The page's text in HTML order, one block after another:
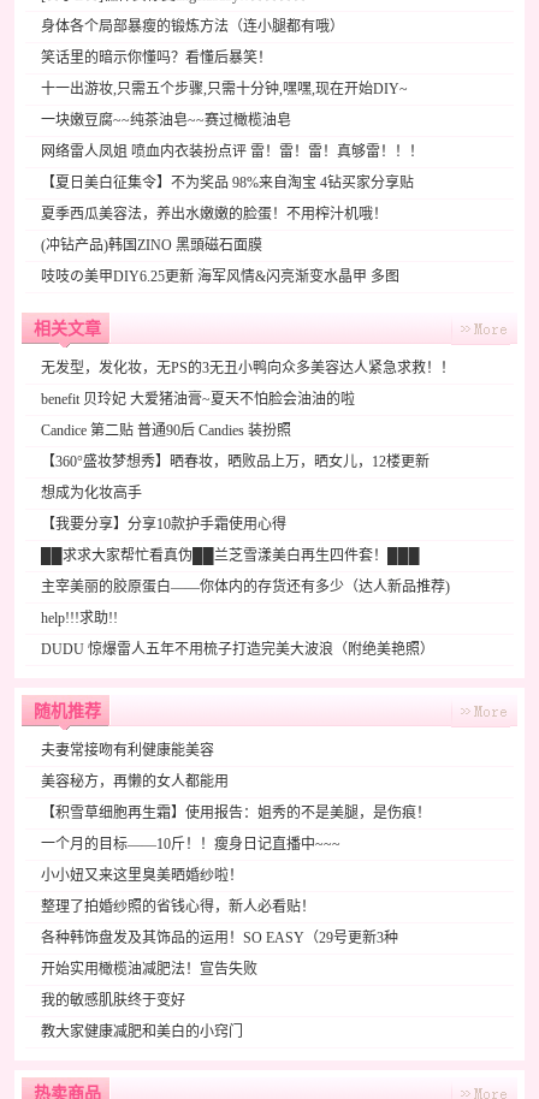
身体各个局部暴瘦的锻炼方法（连小腿都有哦）
笑话里的暗示你懂吗？看懂后暴笑！
十一出游妆,只需五个步骤,只需十分钟,嘿嘿,现在开始DIY~
一块嫩豆腐~~纯茶油皂~~赛过橄榄油皂
网络雷人凤姐 喷血内衣装扮点评 雷！雷！雷！真够雷！！！
【夏日美白征集令】不为奖品 98%来自淘宝 4钻买家分享贴
夏季西瓜美容法，养出水嫩嫩的脸蛋！不用榨汁机哦！
(冲钻产品)韩国ZINO 黑頭磁石面膜
吱吱の美甲DIY6.25更新 海军风情&闪亮渐变水晶甲 多图
相关文章
无发型，发化妆，无PS的3无丑小鸭向众多美容达人紧急求救！！
benefit 贝玲妃 大爱猪油膏~夏天不怕脸会油油的啦
Candice 第二贴 普通90后 Candies 装扮照
【360°盛妆梦想秀】晒春妆，晒败品上万，晒女儿，12楼更新
想成为化妆高手
【我要分享】分享10款护手霜使用心得
██求求大家帮忙看真伪██兰芝雪漾美白再生四件套！███
主宰美丽的胶原蛋白——你体内的存货还有多少（达人新品推荐)
help!!!求助!!
DUDU 惊爆雷人五年不用梳子打造完美大波浪（附绝美艳照）
随机推荐
夫妻常接吻有利健康能美容
美容秘方，再懒的女人都能用
【积雪草细胞再生霜】使用报告：姐秀的不是美腿，是伤痕！
一个月的目标——10斤！！瘦身日记直播中~~~
小小妞又来这里臭美晒婚纱啦！
整理了拍婚纱照的省钱心得，新人必看贴！
各种韩饰盘发及其饰品的运用！SO EASY（29号更新3种
开始实用橄榄油减肥法！宣告失败
我的敏感肌肤终于变好
教大家健康减肥和美白的小窍门
热卖商品